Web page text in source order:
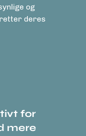
og
deres
for
mere